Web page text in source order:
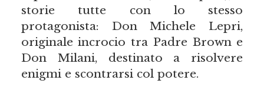
storie tutte con lo stesso
protagonista: Don Michele Lepri,
originale incrocio tra Padre Brown e
Don Milani, destinato a risolvere
enigmi e scontrarsi col potere.